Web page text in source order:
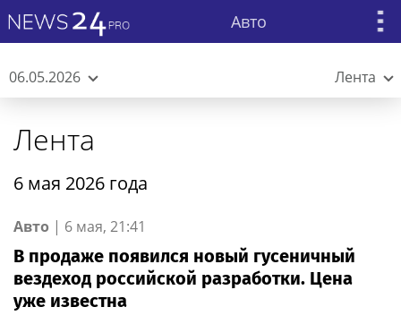
Авто
06.05.2026 Лента
Лента
6 мая 2026 года
Авто | 6 мая, 21:41
В продаже появился новый гусеничный
вездеход российской разработки. Цена
уже известна